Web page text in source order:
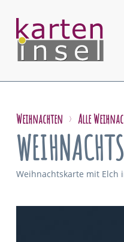
Weihnachten Alle
Weihnachtskarte mit